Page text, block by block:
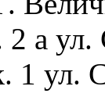
а
1 ул.